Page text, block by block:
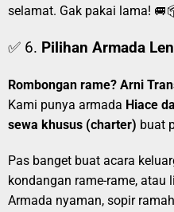
selamat. Gak pakai lama!
✅ 6. Pilihan Armada
Rombongan rame? Arni
Kami punya armada Hiace
sewa khusus (charter) buat
Pas banget buat acara
kondangan rame-rame, atau
Armada nyaman, sopir